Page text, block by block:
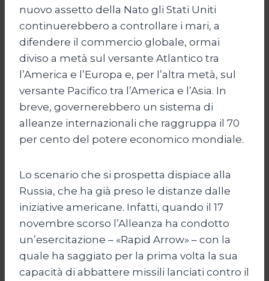
nuovo assetto della Nato gli Stati Uniti
continuerebbero a controllare i mari, a
difendere il commercio globale, ormai
diviso a metà sul versante Atlantico tra
l’America e l’Europa e, per l’altra metà, sul
versante Pacifico tra l’America e l’Asia. In
breve, governerebbero un sistema di
alleanze internazionali che raggruppa il 70
per cento del potere economico mondiale.
Lo scenario che si prospetta dispiace alla
Russia, che ha già preso le distanze dalle
iniziative americane. Infatti, quando il 17
novembre scorso l’Alleanza ha condotto
un’esercitazione – «Rapid Arrow» – con la
quale ha saggiato per la prima volta la sua
capacità di abbattere missili lanciati contro il